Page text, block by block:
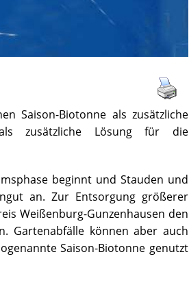
Saison-Biotonne als zusätzliche
zusätzliche Lösung für die
beginnt und Stauden und
an. Zur Entsorgung größerer
Weißenburg-Gunzenhausen den
Gartenabfälle können aber auch
Saison-Biotonne genutzt